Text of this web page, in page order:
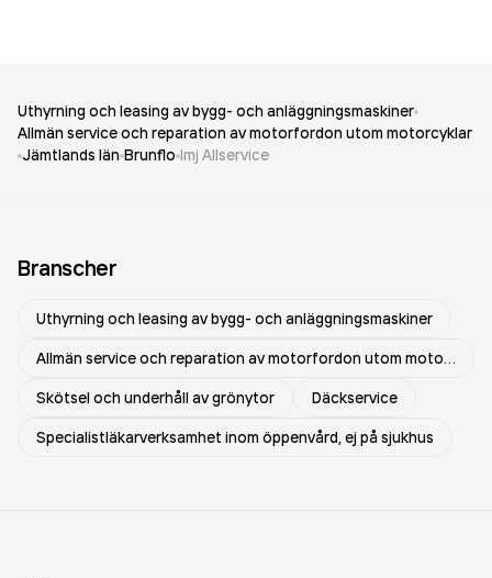
Uthyrning och leasing av bygg- och anläggningsmaskiner
Allmän service och reparation av motorfordon utom motorcyklar
Jämtlands län Brunflo Imj Allservice
Branscher
Uthyrning och leasing av bygg- och anläggningsmaskiner
Allmän service och reparation av motorfordon utom motorcyklar
Skötsel och underhåll av grönytor
Däckservice
Specialistläkarverksamhet inom öppenvård, ej på sjukhus